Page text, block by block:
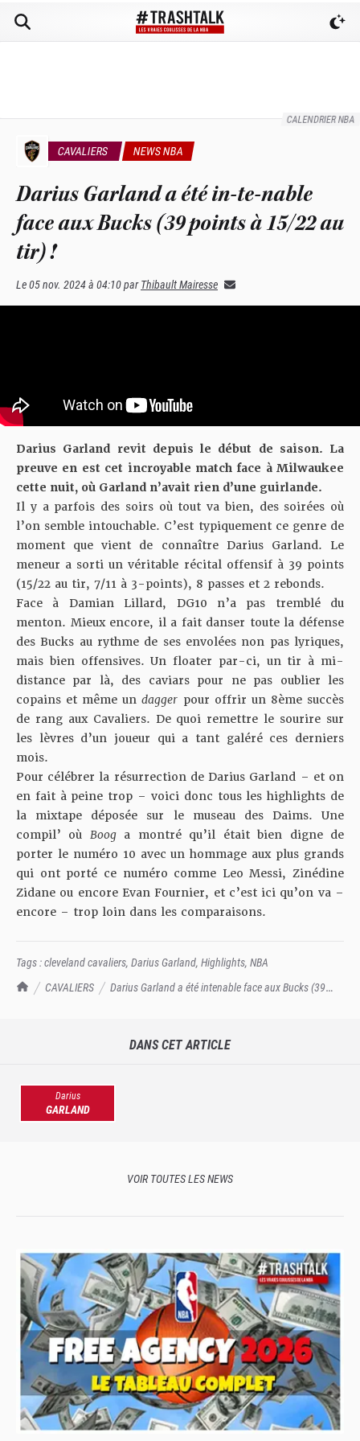
CALENDRIER NBA
TrashTalk Actu NBA
CAVALIERS
Darius Garland a été intenable face aux Bucks (39
CAVALIERS NEWS NBA
Darius Garland a été in-te-nable
face aux Bucks (39 points à 15/22 au
tir) !
Le05 nov. 2024 à 04:10par Thibault Mairesse
Darius Garland revit depuis le début de saison. La
preuve en est cet incroyable match face à Milwaukee
cette nuit, où Garland n’avait rien d’une guirlande.
Il y a parfois des soirs où tout va bien, des soirées où
l’on semble intouchable. C’est typiquement ce genre de
moment que vient de connaître Darius Garland. Le
meneur a sorti unvéritable récital offensif à 39 points
(15/22 au tir, 7/11 à 3-points), 8 passes et 2 rebonds.
Face à Damian Lillard, DG10 n’a pas tremblé du
menton. Mieux encore, il a fait danser toute la défense
des Bucks au rythme de ses envolées non pas lyriques,
mais bien offensives. Un floater par-ci, un tir à mi-
distance par là, des caviars pour ne pas oublier les
copains et même undagger pour offrir un 8ème succès
de rang aux Cavaliers. De quoi remettre le sourire sur
les lèvres d’un joueur qui a tant galéré ces derniers
mois.
Pour célébrer la résurrection de Darius Garland – et on
en fait à peine trop – voici donc tous les highlights de
la mixtape déposée sur le museau des Daims. Une
compil’ où Booga montré qu’il était bien digne de
porter le numéro 10 avec un hommage aux plus grands
qui ont porté ce numéro comme Leo Messi, Zinédine
Zidane ou encore Evan Fournier, et c’est ici qu’on va –
encore – trop loin dans les comparaisons.
Tags :cleveland cavaliers, Darius Garland, Highlights, NBA
DANS CET ARTICLE
Darius
GARLAND
VOIR TOUTES LES NEWS